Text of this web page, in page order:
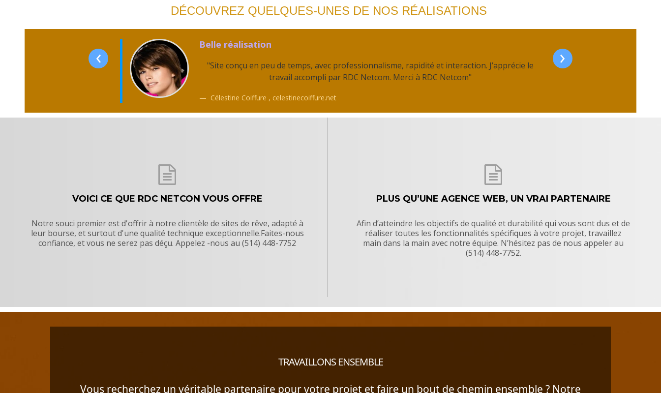
DÉCOUVREZ QUELQUES-UNES DE NOS RÉALISATIONS
Belle réalisation
"Site conçu en peu de temps, avec professionnalisme, rapidité et interaction. J’apprécie le
travail accompli par RDC Netcom. Merci à RDC Netcom"
Célestine Coiffure , celestinecoiffure.net
‹ ›
VOICI CE QUE RDC NETCON VOUS OFFRE
Notre souci premier est d'offrir à notre clientèle de sites de rêve, adapté à
leur bourse, et surtout d'une qualité technique exceptionnelle.Faites-nous
confiance, et vous ne serez pas déçu. Appelez -nous au (514) 448-7752
PLUS QU’UNE AGENCE WEB, UN VRAI PARTENAIRE
Afin d’atteindre les objectifs de qualité et durabilité qui vous sont dus et de
réaliser toutes les fonctionnalités spécifiques à votre projet, travaillez
main dans la main avec notre équipe. N’hésitez pas de nous appeler au
(514) 448-7752.
TRAVAILLONS ENSEMBLE
Vous recherchez un véritable partenaire pour votre projet et faire un bout de chemin ensemble ? Notre